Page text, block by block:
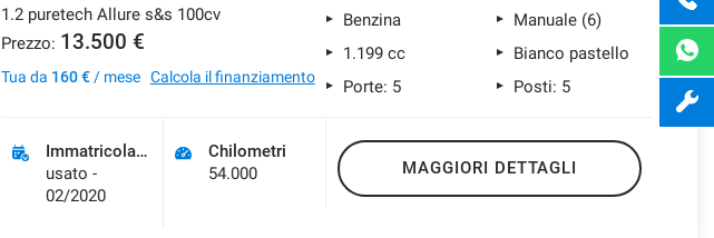
1.2 puretech Allure s&s 100cv
Prezzo: 13.500 €
Tua da 160 €/ mese Calcola il finanziamento
Benzina
Manuale (6)
1.199 cc
Bianco pastello
Porte: 5
Posti: 5
Immatricolazione
usato -
02/2020
Chilometri
54.000
MAGGIORI DETTAGLI